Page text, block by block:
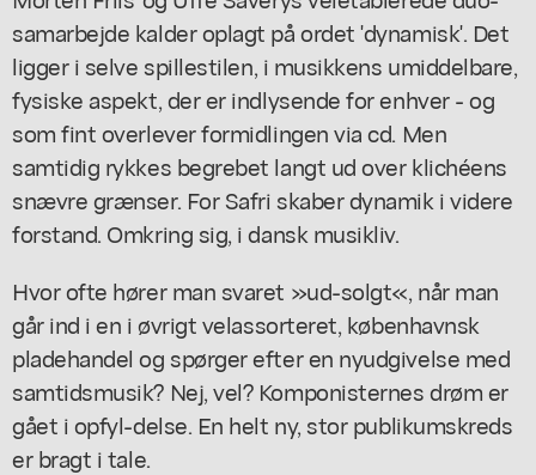
samarbejde kalder oplagt på ordet 'dynamisk'. Det
ligger i selve spillestilen, i musikkens umiddelbare,
fysiske aspekt, der er indlysende for enhver - og
som fint overlever formidlingen via cd. Men
samtidig rykkes begrebet langt ud over klichéens
snævre grænser. For Safri skaber dynamik i videre
forstand. Omkring sig, i dansk musikliv.
Hvor ofte hører man svaret »ud-solgt«, når man
går ind i en i øvrigt velassorteret, københavnsk
pladehandel og spørger efter en nyudgivelse med
samtidsmusik? Nej, vel? Komponisternes drøm er
gået i opfyl-delse. En helt ny, stor publikumskreds
er bragt i tale.